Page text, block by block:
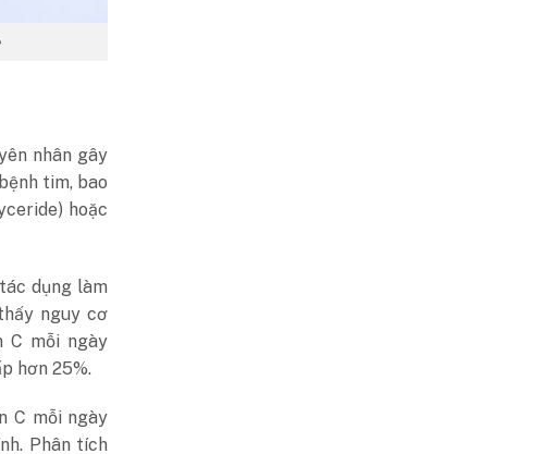
nhân gây
tim, bao
hoặc
dụng làm
nguy cơ
C mỗi ngày
hơn 25%.
C mỗi ngày
Phân tích